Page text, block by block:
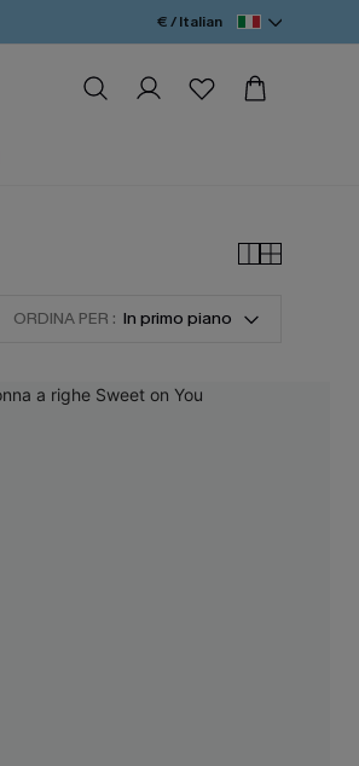
€ / Italian
ORDINA PER : In primo piano